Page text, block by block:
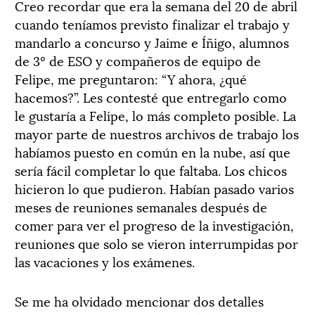
Creo recordar que era la semana del 20 de abril
cuando teníamos previsto finalizar el trabajo y
mandarlo a concurso y Jaime e Íñigo, alumnos
de 3º de ESO y compañeros de equipo de
Felipe, me preguntaron: “Y ahora, ¿qué
hacemos?”. Les contesté que entregarlo como
le gustaría a Felipe, lo más completo posible. La
mayor parte de nuestros archivos de trabajo los
habíamos puesto en común en la nube, así que
sería fácil completar lo que faltaba. Los chicos
hicieron lo que pudieron. Habían pasado varios
meses de reuniones semanales después de
comer para ver el progreso de la investigación,
reuniones que solo se vieron interrumpidas por
las vacaciones y los exámenes.
Se me ha olvidado mencionar dos detalles